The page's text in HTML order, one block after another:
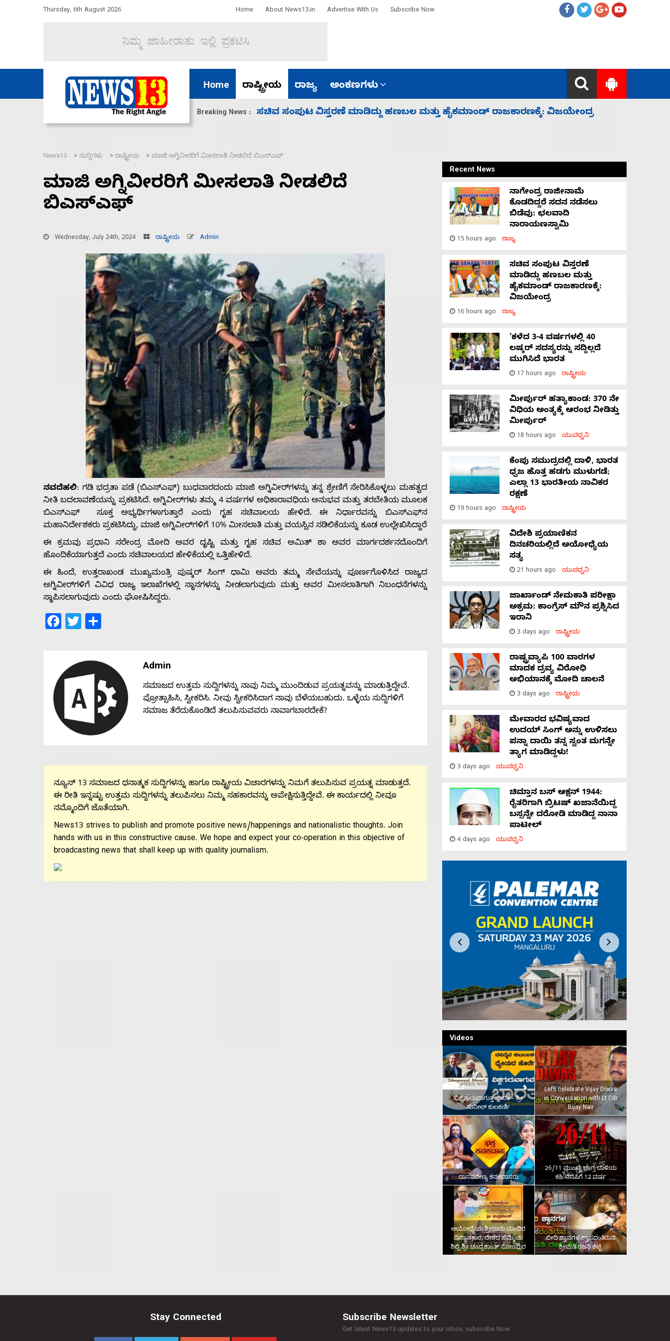
Thursday, 6th August 2026 Home About News13.in Advertise With Us Subscribe Now
Home ರಾಷ್ಟ್ರೀಯ ರಾಜ್ಯ ಅಂಕಣಗಳು
Breaking News :
ಹಣಬಲ ಮತ್ತು ಹೈಕಮಾಂಡ್ ರಾಜಕಾರಣಕ್ಕೆ: ವಿಜಯೇಂದ್ರ ‘ಕಳೆದ 3-4 ವರ್ಷಗಳಲ್ಲಿ 40 ಲಷ್ಕರ್ ಸದಸ್ಯರನ್ನು ಸದ್ದಿಲ್ಲದೆ ಮುಗಿಸಿದೆ ಭಾರತ
Advertise
Contact
News13 > ಸುದ್ದಿಗಳು > ರಾಷ್ಟ್ರೀಯ > ಮಾಜಿ ಅಗ್ನಿವೀರರಿಗೆ ಮೀಸಲಾತಿ ನೀಡಲಿದೆ ಬಿಎಸ್‌ಎಫ್
ಮಾಜಿ ಅಗ್ನಿವೀರರಿಗೆ ಮೀಸಲಾತಿ ನೀಡಲಿದೆ
ಬಿಎಸ್‌ಎಫ್
Wednesday, July 24th, 2024 ರಾಷ್ಟ್ರೀಯ Admin
ನವದೆಹಲಿ: ಗಡಿ ಭದ್ರತಾ ಪಡೆ (ಬಿಎಸ್‌ಎಫ್) ಬುಧವಾರದಂದು ಮಾಜಿ ಅಗ್ನಿವೀರ್‌ಗಳನ್ನು ತನ್ನ ಶ್ರೇಣಿಗೆ ಸೇರಿಸಿಕೊಳ್ಳಲು ಮಹತ್ವದ
ನೀತಿ ಬದಲಾವಣೆಯನ್ನು ಪ್ರಕಟಿಸಿದೆ. ಅಗ್ನಿವೀರ್‌ಗಳು ತಮ್ಮ 4 ವರ್ಷಗಳ ಅಧಿಕಾರಾವಧಿಯ ಅನುಭವ ಮತ್ತು ತರಬೇತಿಯ ಮೂಲಕ
ಬಿಎಸ್‌ಎಫ್‌ ಸೂಕ್ತ ಅಭ್ಯರ್ಥಿಗಳಾಗುತ್ತಾರೆ ಎಂದು ಗೃಹ ಸಚಿವಾಲಯ ಹೇಳಿದೆ. ಈ ನಿರ್ಧಾರವನ್ನು ಬಿಎಸ್‌ಎಫ್‌ನ
ಮಹಾನಿರ್ದೇಶಕರು ಪ್ರಕಟಿಸಿದ್ದು, ಮಾಜಿ ಅಗ್ನಿವೀರ್‌ಗಳಿಗೆ 10% ಮೀಸಲಾತಿ ಮತ್ತು ವಯಸ್ಸಿನ ಸಡಿಲಿಕೆಯನ್ನು ಕೂಡ ಉಲ್ಲೇಖಿಸಿದ್ದಾರೆ
ಈ ಕ್ರಮವು ಪ್ರಧಾನಿ ನರೇಂದ್ರ ಮೋದಿ ಅವರ ದೃಷ್ಟಿ ಮತ್ತು ಗೃಹ ಸಚಿವ ಅಮಿತ್ ಶಾ ಅವರ ಮಾರ್ಗದರ್ಶನದೊಂದಿಗೆ
ಹೊಂದಿಕೆಯಾಗುತ್ತದೆ ಎಂದು ಸಚಿವಾಲಯದ ಹೇಳಿಕೆಯಲ್ಲಿ ಒತ್ತಿಹೇಳಿದೆ.
ಈ ಹಿಂದೆ, ಉತ್ತರಾಖಂಡ ಮುಖ್ಯಮಂತ್ರಿ ಪುಷ್ಕರ್ ಸಿಂಗ್ ಧಾಮಿ ಅವರು ತಮ್ಮ ಸೇವೆಯನ್ನು ಪೂರ್ಣಗೊಳಿಸಿದ ರಾಜ್ಯದ
ಅಗ್ನಿವೀರ್‌ಗಳಿಗೆ ವಿವಿಧ ರಾಜ್ಯ ಇಲಾಖೆಗಳಲ್ಲಿ ಸ್ಥಾನಗಳನ್ನು ನೀಡಲಾಗುವುದು ಮತ್ತು ಅವರ ಮೀಸಲಾತಿಗಾಗಿ ನಿಬಂಧನೆಗಳನ್ನು
ಸ್ಥಾಪಿಸಲಾಗುವುದು ಎಂದು ಘೋಷಿಸಿದ್ದರು.
Facebook
Twitter
Admin
ಸಮಾಜದ ಉತ್ತಮ ಸುದ್ದಿಗಳನ್ನು ನಾವು ನಿಮ್ಮ ಮುಂದಿಡುವ ಪ್ರಯತ್ನವನ್ನು ಮಾಡುತ್ತಿದ್ದೇವೆ.
ಪ್ರೋತ್ಸಾಹಿಸಿ, ಸ್ವೀಕರಿಸಿ. ನೀವು ಸ್ವೀಕರಿಸಿದಾಗ ನಾವು ಬೆಳೆಯಬಹುದು. ಒಳ್ಳೆಯ ಸುದ್ದಿಗಳಿಗೆ
ಸಮಾಜ ತೆರೆದುಕೊಂಡಿದೆ ತಲುಪಿಸುವವರು ನಾವಾಗಬಾರದೇಕೆ?
ನ್ಯೂಸ್ 13 ಸಮಾಜದ ಧನಾತ್ಮಕ ಸುದ್ದಿಗಳನ್ನು ಹಾಗೂ ರಾಷ್ಟ್ರೀಯ ವಿಚಾರಗಳನ್ನು ನಿಮಗೆ ತಲುಪಿಸುವ ಪ್ರಯತ್ನ ಮಾಡುತ್ತದೆ.
ಈ ರೀತಿ ಇನ್ನಷ್ಟು ಉತ್ತಮ ಸುದ್ದಿಗಳನ್ನು ತಲುಪಿಸಲು ನಿಮ್ಮ ಸಹಕಾರವನ್ನು ಅಪೇಕ್ಷಿಸುತ್ತಿದ್ದೇವೆ. ಈ ಕಾರ್ಯದಲ್ಲಿ ನೀವೂ
ನಮ್ಮೊಂದಿಗೆ ಜೊತೆಯಾಗಿ.
News13 strives to publish and promote positive news/happenings and nationalistic thoughts. Join
hands with us in this constructive cause. We hope and expect your co-operation in this objective of
broadcasting news that shall keep up with quality journalism.
Recent News
ನಾಗೇಂದ್ರ ರಾಜೀನಾಮೆ
ಕೊಡದಿದ್ದರೆ ಸದನ ನಡೆಸಲು
ಬಿಡೆವು: ಛಲವಾದಿ
ನಾರಾಯಣಸ್ವಾಮಿ
15 hours ago ರಾಜ್ಯ
ಸಚಿವ ಸಂಪುಟ ವಿಸ್ತರಣೆ
ಮಾಡಿದ್ದು ಹಣಬಲ ಮತ್ತು
ಹೈಕಮಾಂಡ್ ರಾಜಕಾರಣಕ್ಕೆ:
ವಿಜಯೇಂದ್ರ
16 hours ago ರಾಜ್ಯ
‘ಕಳೆದ 3-4 ವರ್ಷಗಳಲ್ಲಿ 40
ಲಷ್ಕರ್ ಸದಸ್ಯರನ್ನು ಸದ್ದಿಲ್ಲದೆ
ಮುಗಿಸಿದೆ ಭಾರತ
17 hours ago ರಾಷ್ಟ್ರೀಯ
ಮೀರ್ಪುರ್ ಹತ್ಯಾಕಾಂಡ: 370 ನೇ
ವಿಧಿಯ ಅಂತ್ಯಕ್ಕೆ ಆರಂಭ ನೀಡಿತ್ತು
ಮೀರ್ಪುರ್
18 hours ago ಯುವಧ್ವನಿ
ಕೆಂಪು ಸಮುದ್ರದಲ್ಲಿ ದಾಳಿ, ಭಾರತ
ಧ್ವಜ ಹೊತ್ತ ಹಡಗು ಮುಳುಗಡೆ;
ಎಲ್ಲಾ 13 ಭಾರತೀಯ ನಾವಿಕರ
ರಕ್ಷಣೆ
19 hours ago ರಾಷ್ಟ್ರೀಯ
ವಿದೇಶಿ ಪ್ರಯಾಣಿಕನ
ದಿನಚರಿಯಲ್ಲಿದೆ ಅಯೋಧ್ಯೆಯ
ಸತ್ಯ
21 hours ago ಯುವಧ್ವನಿ
ಜಾರ್ಖಾಂಡ್‌ ನೇಮಕಾತಿ ಪರೀಕ್ಷಾ
ಅಕ್ರಮ: ಕಾಂಗ್ರೆಸ್‌ ಮೌನ ಪ್ರಶ್ನಿಸಿದ
ಇರಾನಿ
3 days ago ರಾಷ್ಟ್ರೀಯ
ರಾಷ್ಟ್ರವ್ಯಾಪಿ 100 ವಾರಗಳ
ಮಾದಕ ದ್ರವ್ಯ ವಿರೋಧಿ
ಅಭಿಯಾನಕ್ಕೆ ಮೋದಿ ಚಾಲನೆ
3 days ago ರಾಷ್ಟ್ರೀಯ
ಮೇವಾರದ ಭವಿಷ್ಯವಾದ
ಉದಯ್ ಸಿಂಗ್ ಅನ್ನು ಉಳಿಸಲು
ಪನ್ನಾ ದಾಯಿ ತನ್ನ ಸ್ವಂತ ಮಗನ್ನೇ
ತ್ಯಾಗ ಮಾಡಿದ್ದಳು!
3 days ago ಯುವಧ್ವನಿ
ಚಿಮ್ತಾನ ಬಸ್ ಆಕ್ಷನ್ 1944:
ರೈತರಿಗಾಗಿ ಬ್ರಿಟಷ್‌ ಖಜಾನೆಯಿದ್ದ
ಬಸ್ಸನ್ನೇ ದರೋಡಿ ಮಾಡಿದ್ದ ನಾನಾ
ಪಾಟೀಲ್
4 days ago ಯುವಧ್ವನಿ
Videos
ವಿಶ್ವಗುರುವಾಗುತ್ತ ಭಾರತ – ಶ್ರೀ
ಸುನೀಲ್‌ ಕುಲಕರ್ಣಿ
Lets celebrate Vijay Diwas
in Conversation with Lt Cdr
Bijay Nair
ದಾಸವರೇಣ್ಯ ಕನಕದಾಸರು
26/11 ಮುಂಬೈ ಉಗ್ರ ದಾಳಿಯ
ಕಹಿ ನೆನಪಿಗೆ 12 ವರ್ಷ
ಅಯೋಧ್ಯೆಯ ಶ್ರೀರಾಮ ಮಂದಿರ
ವಿನ್ಯಾಸಕಾರ, ದೇಶದ ಹೆಮ್ಮೆಯ
ಶಿಲ್ಪಿ ಶ್ರೀ ಚಂದ್ರಕಾಂತ್‌ ಸೋಂಪುರ
ಬೀದಿ ಶ್ವಾನಗಳ ಶ್ವಾಸದಂತಿರುವ
ಶ್ರೀಮತಿ ರಜನಿ ಶೆಟ್ಟಿ
Stay Connected Subscribe Newsletter
Get latest News13 updates to your inbox. subscribe Now